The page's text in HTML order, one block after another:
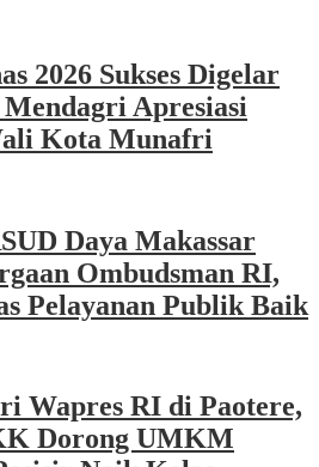
2026 Sukses Digelar
Apresiasi
Kota Munafri
Daya Makassar
Ombudsman RI,
Pelayanan Publik Baik
Wapres RI di Paotere,
Dorong UMKM